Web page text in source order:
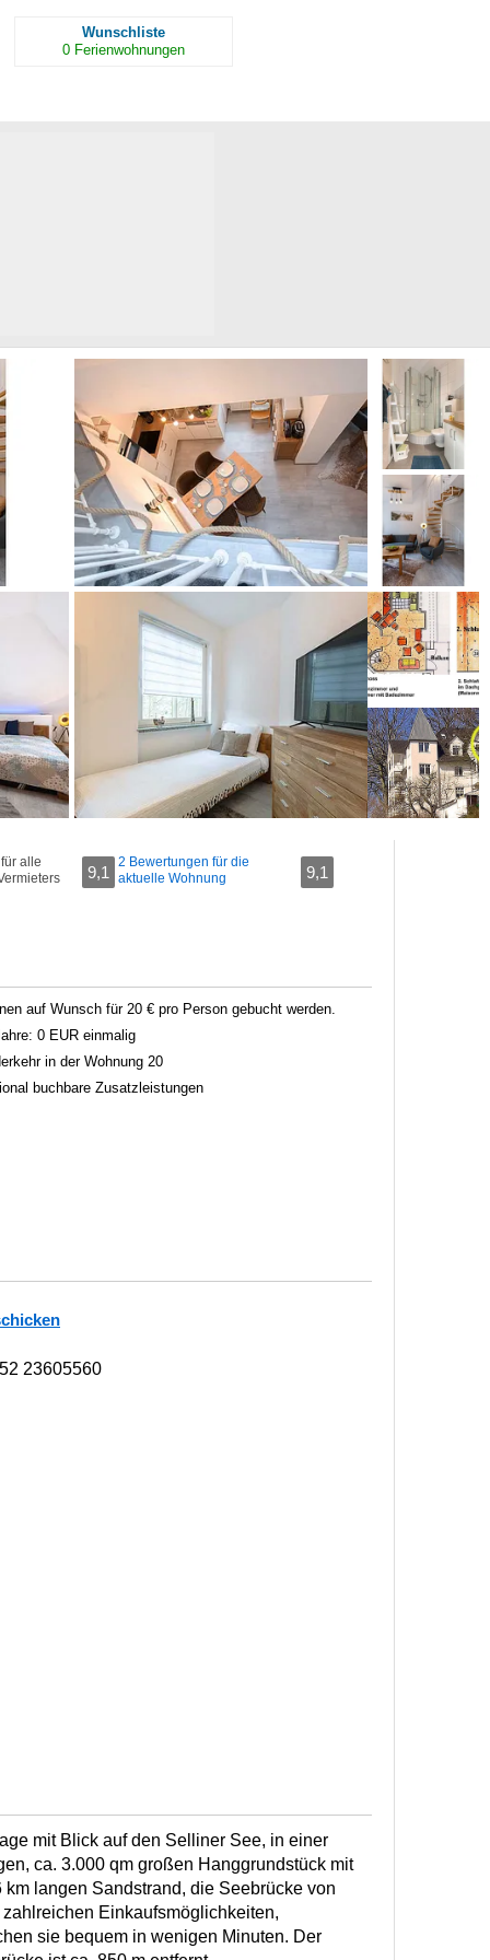
Wunschliste
0 Ferienwohnungen
alle
9,1
2 Bewertungen für die
aktuelle Wohnung
9,1
auf Wunsch für 20 € pro Person gebucht werden.
0 EUR einmalig
in der Wohnung 20
buchbare Zusatzleistungen
23605560
mit Blick auf den Selliner See, in einer
ca. 3.000 qm großen Hanggrundstück mit
langen Sandstrand, die Seebrücke von
Einkaufsmöglichkeiten,
sie bequem in wenigen Minuten. Der